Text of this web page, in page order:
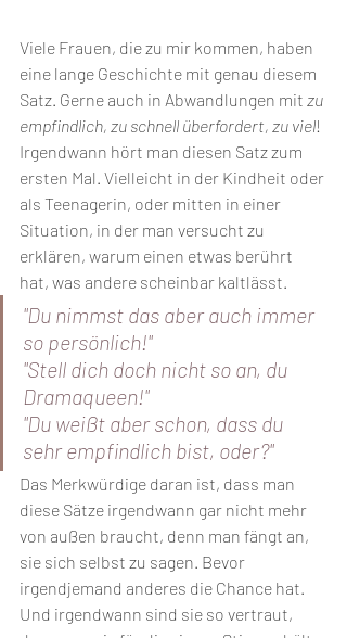
Viele Frauen, die zu mir kommen, haben
eine lange Geschichte mit genau diesem
Satz. Gerne auch in Abwandlungen mit zu
empfindlich, zu schnell überfordert, zu viel!
Irgendwann hört man diesen Satz zum
ersten Mal. Vielleicht in der Kindheit oder
als Teenagerin, oder mitten in einer
Situation, in der man versucht zu
erklären, warum einen etwas berührt
hat, was andere scheinbar kaltlässt.
"Du nimmst das aber auch immer
so persönlich!"
"Stell dich doch nicht so an, du
Dramaqueen!"
"Du weißt aber schon, dass du
sehr empfindlich bist, oder?"
Das Merkwürdige daran ist, dass man
diese Sätze irgendwann gar nicht mehr
von außen braucht, denn man fängt an,
sie sich selbst zu sagen. Bevor
irgendjemand anderes die Chance hat.
Und irgendwann sind sie so vertraut,